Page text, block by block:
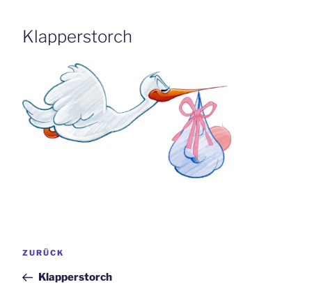
Klapperstorch
Vorheriger
ZURÜCK
Klapperstorch